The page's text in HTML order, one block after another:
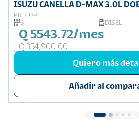
ISUZU CANELLA D-MAX 3.0L
PICK UP
6
DISEL
Q 5543.72/mes
Q 354,900.00
Quiero más
Añadir al